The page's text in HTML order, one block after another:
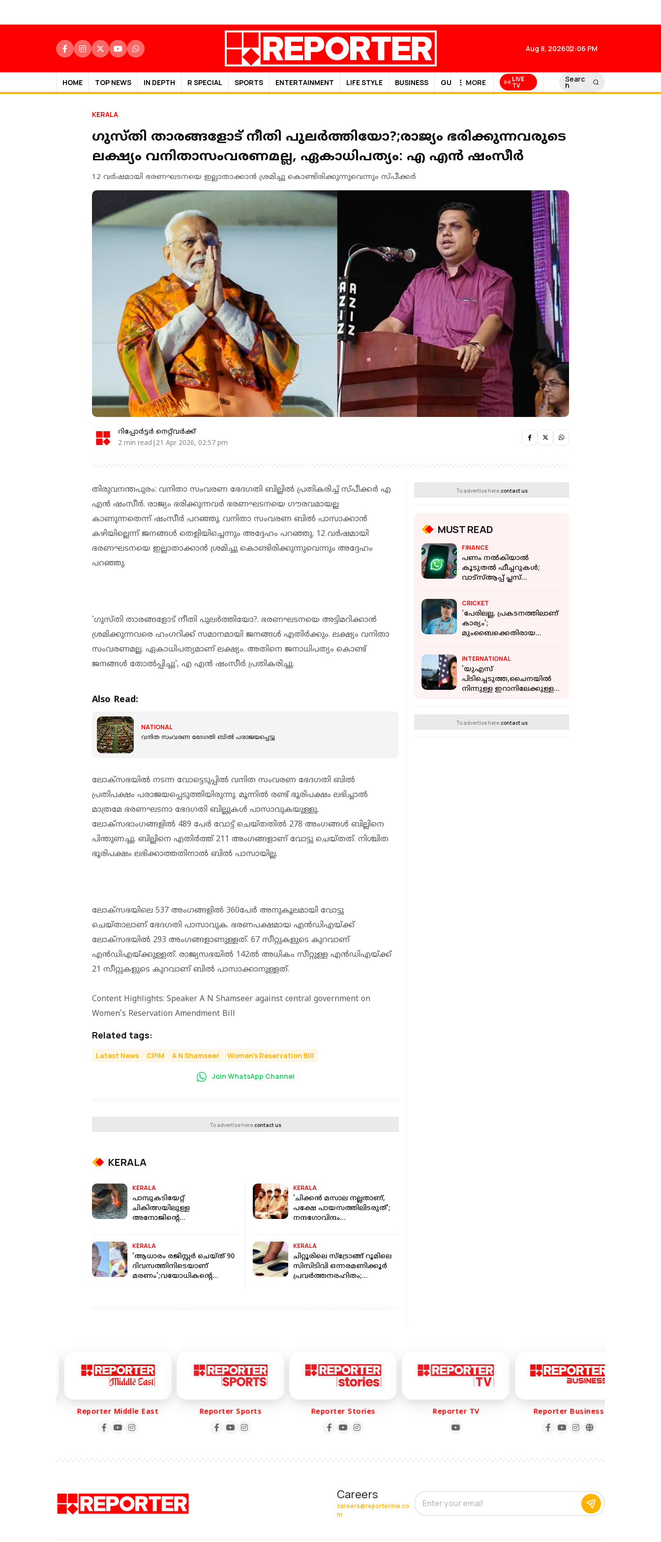
Aug 8, 202602:06 PM
HOME TOP NEWS IN DEPTH R SPECIAL SPORTS ENTERTAINMENT LIFE STYLE BUSINESS GULF NEWS
MORE LIVE
TV
Searc
h
KERALA
ഗുസ്തി താരങ്ങളോട് നീതി പുലര്‍ത്തിയോ?;രാജ്യം ഭരിക്കുന്നവരുടെ
ലക്ഷ്യം വനിതാസംവരണമല്ല, ഏകാധിപത്യം: എ എന്‍ ഷംസീര്‍
12 വര്‍ഷമായി ഭരണഘടനയെ ഇല്ലാതാക്കാന്‍ ശ്രമിച്ചു കൊണ്ടിരിക്കുന്നുവെന്നും സ്പീക്കര്‍
റിപ്പോർട്ടർ നെറ്റ്‌വര്‍ക്ക്‌
2 min read|21 Apr 2026, 02:57 pm
തിരുവനന്തപുരം: വനിതാ സംവരണ ഭേദഗതി ബില്ലില്‍ പ്രതികരിച്ച് സ്പീക്കര്‍ എ
എന്‍ ഷംസീര്‍. രാജ്യം ഭരിക്കുന്നവര്‍ ഭരണഘടനയെ ഗൗരവമായല്ല
കാണുന്നതെന്ന് ഷംസീര്‍ പറഞ്ഞു. വനിതാ സംവരണ ബില്‍ പാസാക്കാന്‍
കഴിയില്ലെന്ന് ജനങ്ങള്‍ തെളിയിച്ചെന്നും അദ്ദേഹം പറഞ്ഞു. 12 വര്‍ഷമായി
ഭരണഘടനയെ ഇല്ലാതാക്കാന്‍ ശ്രമിച്ചു കൊണ്ടിരിക്കുന്നുവെന്നും അദ്ദേഹം
പറഞ്ഞു.
'ഗുസ്തി താരങ്ങളോട് നീതി പുലര്‍ത്തിയോ?. ഭരണഘടനയെ അട്ടിമറിക്കാന്‍
ശ്രമിക്കുന്നവരെ ഹംഗറിക്ക് സമാനമായി ജനങ്ങള്‍ എതിര്‍ക്കും. ലക്ഷ്യം വനിതാ
സംവരണമല്ല. ഏകാധിപത്യമാണ് ലക്ഷ്യം. അതിനെ ജനാധിപത്യം കൊണ്ട്
ജനങ്ങള്‍ തോല്‍പ്പിച്ചു', എ എന്‍ ഷംസീര്‍ പ്രതികരിച്ചു.
Also Read:
NATIONAL
വനിത സംവരണ ഭേദഗതി ബില്‍ പരാജയപ്പെട്ടു
ലോക്സഭയില്‍ നടന്ന വോട്ടെടുപ്പില്‍ വനിത സംവരണ ഭേദഗതി ബില്‍
പ്രതിപക്ഷം പരാജയപ്പെടുത്തിയിരുന്നു. മൂന്നില്‍ രണ്ട് ഭൂരിപക്ഷം ലഭിച്ചാല്‍
മാത്രമേ ഭരണഘടനാ ഭേദഗതി ബില്ലുകള്‍ പാസാവുകയുള്ളു.
ലോക്സഭാംഗങ്ങളില്‍ 489 പേര്‍ വോട്ട് ചെയ്തതില്‍ 278 അംഗങ്ങള്‍ ബില്ലിനെ
പിന്തുണച്ചു. ബില്ലിനെ എതിര്‍ത്ത് 211 അംഗങ്ങളാണ് വോട്ടു ചെയ്തത്. നിശ്ചിത
ഭൂരിപക്ഷം ലഭിക്കാത്തതിനാല്‍ ബില്‍ പാസായില്ല.
ലോക്സഭയിലെ 537 അംഗങ്ങളില്‍ 360പേര്‍ അനുകൂലമായി വോട്ടു
ചെയ്താലാണ് ഭേദഗതി പാസാവുക. ഭരണപക്ഷമായ എന്‍ഡിഎയ്ക്ക്
ലോക്സഭയില്‍ 293 അംഗങ്ങളാണുള്ളത്. 67 സീറ്റുകളുടെ കുറവാണ്
എന്‍ഡിഎയ്ക്കുള്ളത്. രാജ്യസഭയില്‍ 142ല്‍ അധികം സീറ്റുള്ള എന്‍ഡിഎയ്ക്ക്
21 സീറ്റുകളുടെ കുറവാണ് ബില്‍ പാസാക്കാനുള്ളത്.
Content Highlights: Speaker A N Shamseer against central government on
Women’s Reservation Amendment Bill
Related tags:
Latest News CPIM A N Shamseer Women's Reservation Bill
Join WhatsApp Channel
To advertise here,contact us
KERALA
KERALA
പാമ്പുകടിയേറ്റ്
ചികിത്സയിലുള്ള
അനോജിന്റെ
തുടങ്ങി
KERALA
'ചിക്കന്‍ മസാല നല്ലതാണ്,
പക്ഷേ പായസത്തിലിടരുത്';
നന്ദഗോവിന്ദം
KERALA
'ആധാരം രജിസ്റ്റര്‍ ചെയ്ത് 90
ദിവസത്തിനിടെയാണ്
മരണം';വയോധികന്റെ
KERALA
ചിറ്റൂരിലെ സ്ട്രോങ്ങ് റൂമിലെ
സിസിടിവി ഒന്നരമണിക്കൂർ
പ്രവർത്തനരഹിതം;
To advertise here, contact us
MUST READ
FINANCE
പണം നല്‍കിയാല്‍
കൂടുതല്‍ ഫീച്ചറുകള്‍;
വാട്സ്ആപ്പ് പ്ലസ്
CRICKET
'പേരിലല്ല, പ്രകടനത്തിലാണ്
കാര്യം';
മുംബൈക്കെതിരായ
INTERNATIONAL
'യുഎസ്
പിടിച്ചെടുത്ത,ചൈനയില്‍
നിന്നുള്ള ഇറാനിലേക്കുള്ള
നിക്കി ഹേലി
To advertise here, contact us
Reporter Middle East Reporter Sports Reporter Stories Reporter TV Reporter Business
Careers
careers@reporterlive.co
m